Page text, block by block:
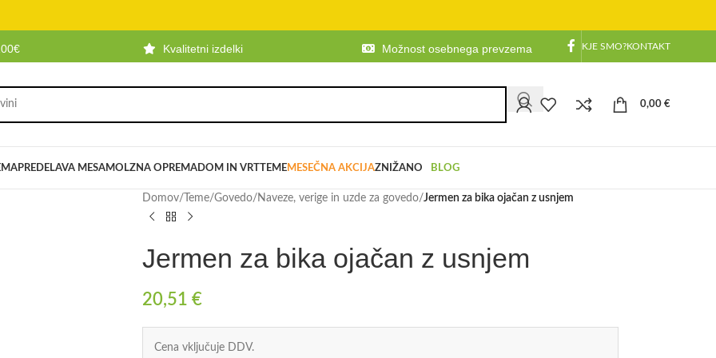
Kvalitetni izdelki Možnost osebnega prevzema KJE SMO?KONTAKT
0,00 €
PREDELAVA MESAMOLZNA OPREMADOM IN VRTTEMEMESEČNA AKCIJAZNIŽANO BLOG
Domov/ Teme/Govedo/ Naveze, verige in uzde za govedo/Jermen za bika ojačan z usnjem
Jermen za bika ojačan z usnjem
20,51 €
Cena vključuje DDV.